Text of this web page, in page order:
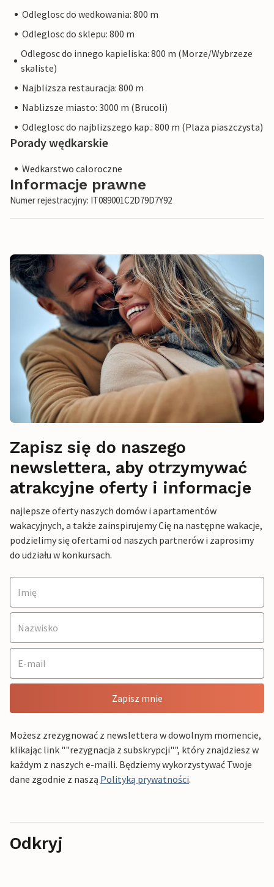
Odleglosc do wedkowania: 800 m
Odleglosc do sklepu: 800 m
Odlegosc do innego kapieliska: 800 m (Morze/Wybrzeze
skaliste)
Najblizsza restauracja: 800 m
Nablizsze miasto: 3000 m (Brucoli)
Odleglosc do najblizszego kap.: 800 m (Plaza piaszczysta)
Porady wędkarskie
Wedkarstwo caloroczne
Informacje prawne
Numer rejestracyjny: IT089001C2D79D7Y92
Zapisz się do naszego
newslettera, aby otrzymywać
atrakcyjne oferty i informacje
najlepsze oferty naszych domów i apartamentów
wakacyjnych, a także zainspirujemy Cię na następne wakacje,
podzielimy się ofertami od naszych partnerów i zaprosimy
do udziału w konkursach.
Zapisz mnie
Możesz zrezygnować z newslettera w dowolnym momencie,
klikając link ""rezygnacja z subskrypcji"", który znajdziesz w
każdym z naszych e-maili. Będziemy wykorzystywać Twoje
dane zgodnie z naszą Polityką prywatności.
Odkryj